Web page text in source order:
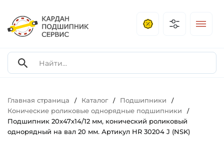
Главная страница / Каталог / Подшипники /
Конические роликовые однорядные подшипники /
Подшипник 20х47х14/12 мм, конический роликовый
однорядный на вал 20 мм. Артикул HR 30204 J (NSK)